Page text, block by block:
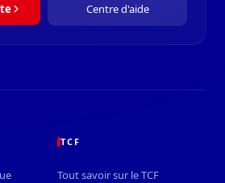
Centre d'aide
TCF
Tout savoir sur le TCF